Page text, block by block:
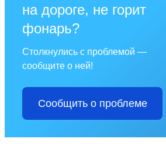
на дороге, не горит
фонарь?
Столкнулись с проблемой —
сообщите о ней!
Сообщить о проблеме